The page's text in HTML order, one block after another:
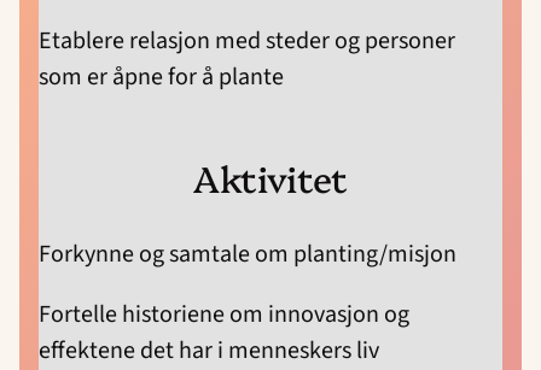
Etablere relasjon med steder og personer
som er åpne for å plante
Aktivitet
Forkynne og samtale om planting/misjon
Fortelle historiene om innovasjon og
effektene det har i menneskers liv